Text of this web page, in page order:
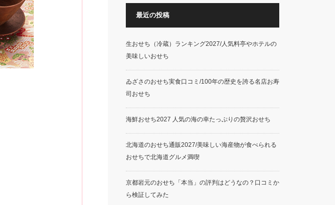
最近の投稿
生おせち（冷蔵）ランキング2027/人気料亭やホテルの
美味しいおせち
ゐざさのおせち実食口コミ/100年の歴史を誇る名店お寿
司おせち
海鮮おせち2027 人気の海の幸たっぷりの贅沢おせち
北海道のおせち通販2027/美味しい海産物が食べられる
おせちで北海道グルメ満喫
京都岩元のおせち「本当」の評判はどうなの？口コミか
ら検証してみた